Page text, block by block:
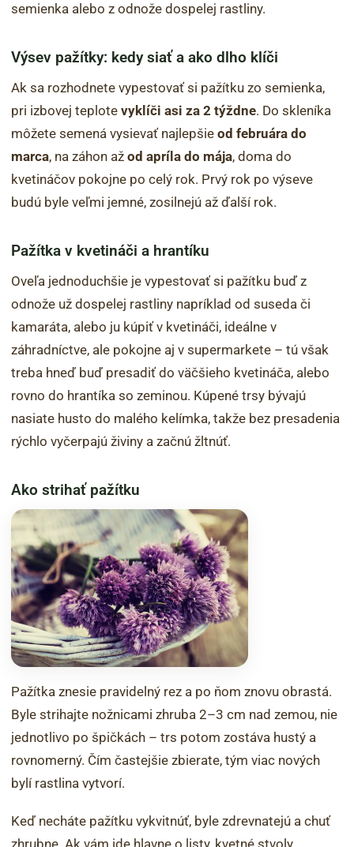
semienka alebo z odnože dospelej rastliny.
Výsev pažítky: kedy siať a ako dlho klíči
Ak sa rozhodnete vypestovať si pažítku zo semienka,
pri izbovej teplote vyklíči asi za 2 týždne. Do skleníka
môžete semená vysievať najlepšie od februára do
marca, na záhon až od apríla do mája, doma do
kvetináčov pokojne po celý rok. Prvý rok po výseve
budú byle veľmi jemné, zosilnejú až ďalší rok.
Pažítka v kvetináči a hrantíku
Oveľa jednoduchšie je vypestovať si pažítku buď z
odnože už dospelej rastliny napríklad od suseda či
kamaráta, alebo ju kúpiť v kvetináči, ideálne v
záhradníctve, ale pokojne aj v supermarkete – tú však
treba hneď buď presadiť do väčšieho kvetináča, alebo
rovno do hrantíka so zeminou. Kúpené trsy bývajú
nasiate husto do malého kelímka, takže bez presadenia
rýchlo vyčerpajú živiny a začnú žltnúť.
Ako strihať pažítku
Pažítka znesie pravidelný rez a po ňom znovu obrastá.
Byle strihajte nožnicami zhruba 2–3 cm nad zemou, nie
jednotlivo po špičkách – trs potom zostáva hustý a
rovnomerný. Čím častejšie zbierate, tým viac nových
bylí rastlina vytvorí.
Keď necháte pažítku vykvitnúť, byle zdrevnatejú a chuť
zhrubne. Ak vám ide hlavne o listy, kvetné stvoly